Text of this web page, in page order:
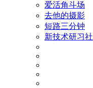
爱活角斗场
去他的摄影
短路三分钟
新技术研习社